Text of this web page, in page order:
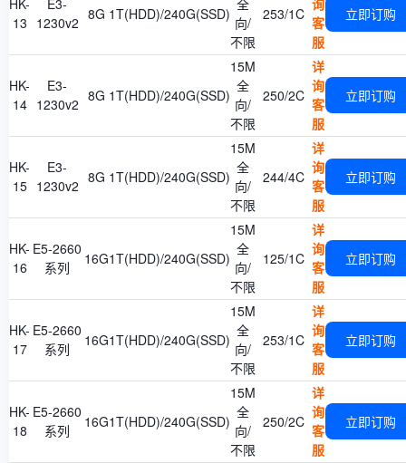
HK-
13
E3-
1230v2 8G 1T(HDD)/240G(SSD)
全
向/
不限
253/1C
询
客
服
立即订购
HK-
14
E3-
1230v2 8G 1T(HDD)/240G(SSD)
15M
全
向/
不限
250/2C
详
询
客
服
立即订购
HK-
15
E3-
1230v2 8G 1T(HDD)/240G(SSD)
15M
全
向/
不限
244/4C
详
询
客
服
立即订购
HK-
16
E5-2660
系列
16G1T(HDD)/240G(SSD)
15M
全
向/
不限
125/1C
详
询
客
服
立即订购
HK-
17
E5-2660
系列
16G1T(HDD)/240G(SSD)
15M
全
向/
不限
253/1C
详
询
客
服
立即订购
HK-
18
E5-2660
系列
16G1T(HDD)/240G(SSD)
15M
全
向/
不限
250/2C
详
询
客
服
立即订购